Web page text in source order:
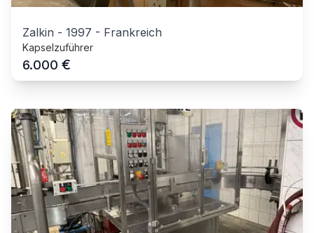
Zalkin - 1997 - Frankreich
Kapselzuführer
6.000 €